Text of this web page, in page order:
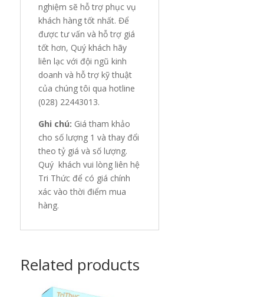
nghiệm sẽ hỗ trợ phục vụ
khách hàng tốt nhất. Để
được tư vấn và hỗ trợ giá
tốt hơn, Quý khách hãy
liên lạc với đội ngũ kinh
doanh và hỗ trợ kỹ thuật
của chúng tôi qua hotline
(028) 22443013.
Ghi chú: Giá tham khảo
cho số lượng 1 và thay đổi
theo tỷ giá và số lượng.
Quý khách vui lòng liên hệ
Tri Thức để có giá chính
xác vào thời điểm mua
hàng.
Related products